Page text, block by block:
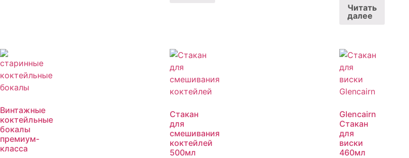
Читать
далее
Винтажные
коктейльные
бокалы
премиум-
класса
Стакан
для
смешивания
коктейлей
500мл
Glencairn
Стакан
для
виски
460мл